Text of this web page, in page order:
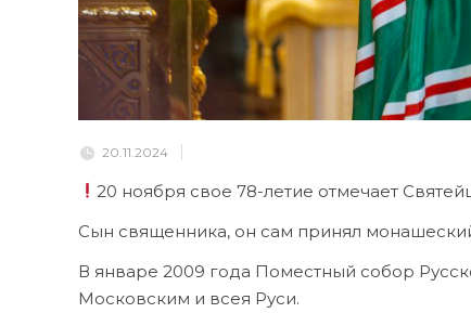
20.11.2024
20 ноября свое 78-летие отмечает
Сын священника, он сам принял
В январе 2009 года Поместный собор
Московским и всея Руси.